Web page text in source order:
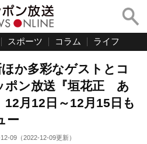
スポーツ コラム ライフ
か多彩なゲストとコ
ン放送『垣花正 あ
月12日～12月15日も
ー
09 （2022-12-09更新）